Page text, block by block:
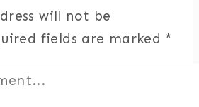
will not be
fields are marked *